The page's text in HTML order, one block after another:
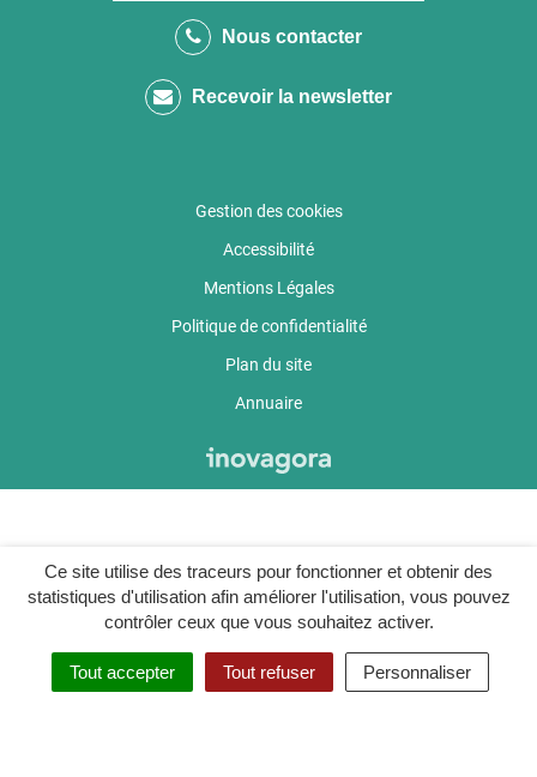
Ce site utilise des traceurs pour fonctionner et obtenir des
statistiques d'utilisation afin améliorer l'utilisation, vous pouvez
contrôler ceux que vous souhaitez activer.
Tout accepter Tout refuser Personnaliser
le
Facebook
la
Youtube
le
calaméo
Nous contacter
Recevoir la newsletter
Gestion des cookies
Accessibilité
Mentions Légales
Politique de confidentialité
Plan du site
Annuaire